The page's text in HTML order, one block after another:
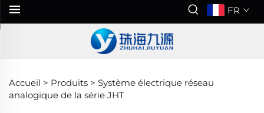
FR
Accueil > Produits > Système électrique réseau
analogique de la série JHT